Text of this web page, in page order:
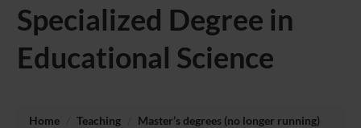
Specialized Degree in
Educational Science
Home Teaching
Master’s degrees (no longer running)